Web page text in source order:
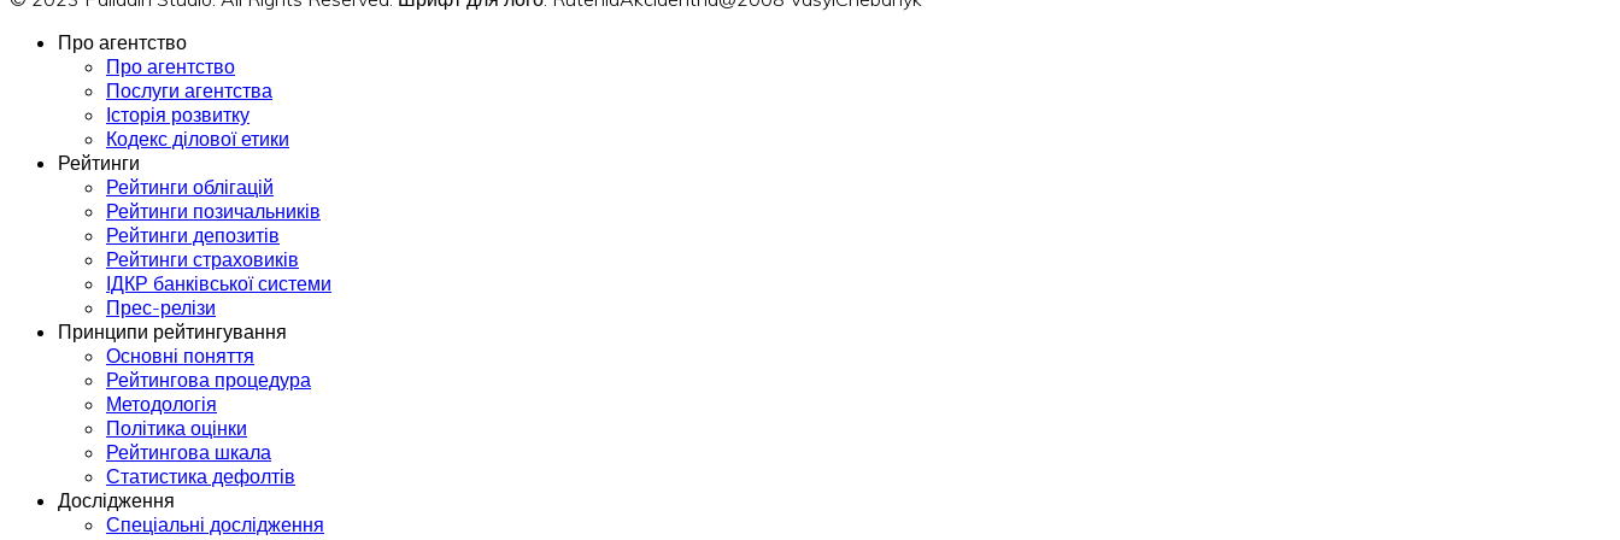
Про агентство
Про агентство
Послуги агентства
Історія розвитку
Кодекс ділової етики
Рейтинги
Рейтинги облігацій
Рейтинги позичальників
Рейтинги депозитів
Рейтинги страховиків
ІДКР банківської системи
Прес-релізи
Принципи рейтингування
Основні поняття
Рейтингова процедура
Методологія
Політика оцінки
Рейтингова шкала
Статистика дефолтів
Дослідження
Спеціальні дослідження